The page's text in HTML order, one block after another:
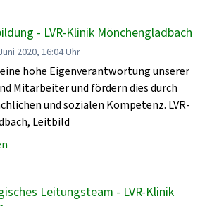
- LVR-Klinik Mönchengladbach
2020, 16:04 Uhr
hohe Eigenverantwortung unserer
Mitarbeiter und fördern dies durch
und sozialen Kompetenz. LVR-
Leitbild
Leitungsteam - LVR-Klinik